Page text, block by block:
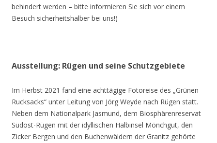
behindert werden – bitte informieren Sie sich vor einem
Besuch sicherheitshalber bei uns!)
Ausstellung: Rügen und seine Schutzgebiete
Im Herbst 2021 fand eine achttägige Fotoreise des „Grünen
Rucksacks“ unter Leitung von Jörg Weyde nach Rügen statt.
Neben dem Nationalpark Jasmund, dem Biosphärenreservat
Südost-Rügen mit der idyllischen Halbinsel Mönchgut, den
Zicker Bergen und den Buchenwäldern der Granitz gehörte